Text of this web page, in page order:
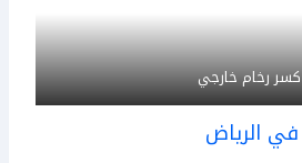
كسر رخام خارجي